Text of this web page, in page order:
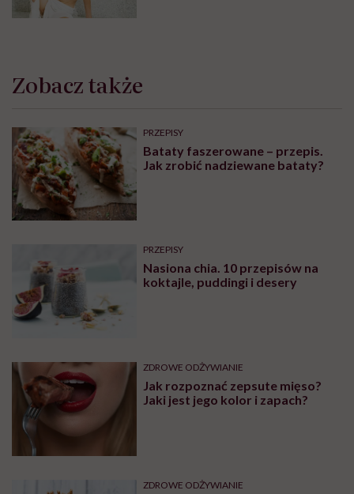
Zobacz także
PRZEPISY
Bataty faszerowane – przepis.
Jak zrobić nadziewane bataty?
PRZEPISY
Nasiona chia. 10 przepisów na
koktajle, puddingi i desery
ZDROWE ODŻYWIANIE
Jak rozpoznać zepsute mięso?
Jaki jest jego kolor i zapach?
ZDROWE ODŻYWIANIE